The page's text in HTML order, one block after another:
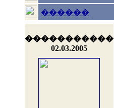
������
�����������
02.03.2005